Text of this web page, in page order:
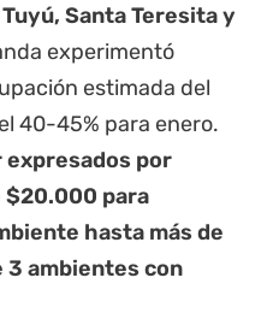
Santa Teresita y
experimentó
estimada del
40-45% para enero.
expresados por
$20.000 para
hasta más de
3 ambientes con